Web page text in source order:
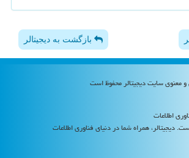
بازگشت به دیجیتالر
اطلاعات
دیجیتالر، همراه شما در دنیای فناوری اطلاعات